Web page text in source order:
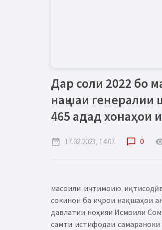
Дар соли 2022 бо
нақшаи
465 адад хонаҳои
date_range 17.02.2023, 14:07 chat_bubble_outline 0
масоили иҷтимоию иқтисодӣ,
сокинон ба иҷрои нақшаҳои
давлатии ноҳияи Исмоили
самти истифодаи